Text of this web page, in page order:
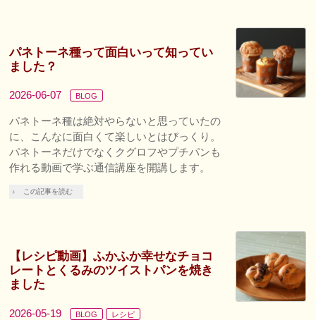
パネトーネ種って面白いって知ってい
ました？
2026-06-07 BLOG
パネトーネ種は絶対やらないと思っていたの
に、こんなに面白くて楽しいとはびっくり。
パネトーネだけでなくクグロフやプチパンも
作れる動画で学ぶ通信講座を開講します。
この記事を読む
【レシピ動画】ふかふか幸せなチョコ
レートとくるみのツイストパンを焼き
ました
2026-05-19 BLOG レシピ